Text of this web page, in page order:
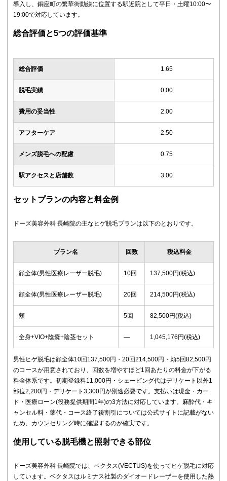
導入し、銅座町の繁華街動線に位置する駅近院として平日・土曜10:00〜
19:00で対応しています。
総合評価と5つの評価基準
総合評価 1.65
脱毛実績 0.00
費用の妥当性 2.00
アフターケア 2.50
メンズ脱毛への配慮 0.75
駅アクセスと店舗数 3.00
セットプランの内容と料金例
ドーズ美容外科 長崎院の主なヒゲ脱毛プランは以下のとおりです。
プラン名 回数 税込料金
顔全体(男性医療レーザー脱毛) 10回 137,500円(税込)
顔全体(男性医療レーザー脱毛) 20回 214,500円(税込)
頬 5回 82,500円(税込)
全身+VIO+陰嚢+陰茎セット — 1,045,176円(税込)
男性ヒゲ脱毛は顔全体10回137,500円・20回214,500円・頬5回82,500円
のコースが用意されており、回数を増やすほど1回あたりの料金が下がる
料金体系です。初期登録料11,000円・シェービング代はデリケート以外1
部位2,200円・デリケート3,300円が別途必要です。支払いは現金・カー
ド・医療ローン(役務提供期間1年)の3方法に対応しています。麻酔代・キ
ャンセル料・薬代・コース終了後割引については公式サイトに記載がない
ため、カウンセリング時に確認するのが確実です。
使用している脱毛機と照射できる部位
ドーズ美容外科 長崎院では、ベクタス(VECTUS)を使ってヒゲ脱毛に対応
しています。ベクタスはルミナス社製のダイオードレーザーを使用した熱